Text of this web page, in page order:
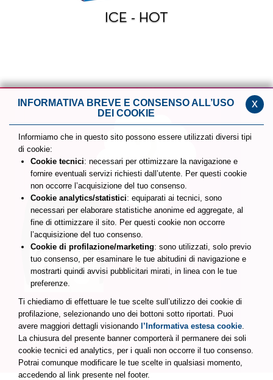
ICE - HOT
Cos'è la Termoterapia
Il corpo umano naturalmente mantiene costante la temperatura
attraverso la circolazione del sangue. L'aumento della circolazione
migliora l'apporto di ossigeno alle fasce muscolari contratte e
riduce quindi la rigidità delle articolazioni.
x
INFORMATIVA BREVE E CONSENSO ALL’USO
DEI COOKIE
Informiamo che in questo sito possono essere utilizzati diversi tipi
di cookie:
Cookie tecnici: necessari per ottimizzare la navigazione e
fornire eventuali servizi richiesti dall’utente. Per questi cookie
non occorre l’acquisizione del tuo consenso.
Cookie analytics/statistici: equiparati ai tecnici, sono
necessari per elaborare statistiche anonime ed aggregate, al
fine di ottimizzare il sito. Per questi cookie non occorre
l’acquisizione del tuo consenso.
Cookie di profilazione/marketing: sono utilizzati, solo previo
tuo consenso, per esaminare le tue abitudini di navigazione e
mostrarti quindi avvisi pubblicitari mirati, in linea con le tue
preferenze.
Ti chiediamo di effettuare le tue scelte sull’utilizzo dei cookie di
profilazione, selezionando uno dei bottoni sotto riportati. Puoi
avere maggiori dettagli visionando l’Informativa estesa cookie
La chiusura del presente banner comporterà il permanere dei soli
cookie tecnici ed analytics, per i quali non occorre il tuo consenso.
Potrai comunque modificare le tue scelte in qualsiasi momento,
accedendo al link presente nel footer.